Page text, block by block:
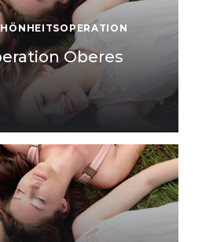
Oberes